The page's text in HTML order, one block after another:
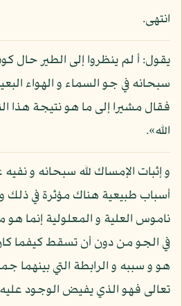
انتهى.
يقول: أ لم ينظروا إلى الطير حال
سبحانه في جو السماء و الهواء
فقال مشيرا إلى ما هو نتيجة هذا
الله».
و إثبات الإمساك لله سبحانه و
أسباب طبيعية هناك مؤثرة في ذلك
ناموس العلية و المعلولية إنما
في الجو من دون أن تسقط كيفما
هو و سببه و الرابطة التي بينهما
تعالى فهو الذي يفيض الوجود